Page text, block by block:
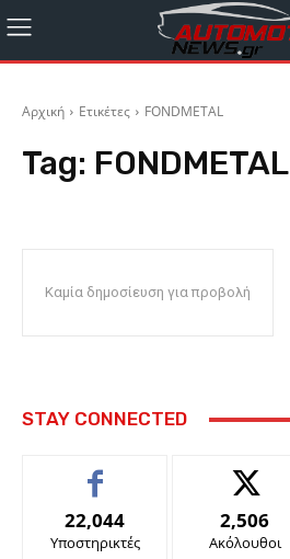
Αρχική Ετικέτες FONDMETAL
Tag: FONDMETAL
Καμία δημοσίευση για προβολή
STAY CONNECTED
22,044
Υποστηρικτές
2,506
Ακόλουθοι